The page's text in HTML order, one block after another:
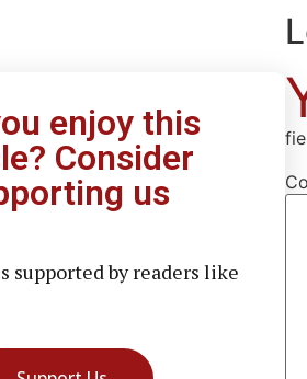
enjoy this
Consider
us
supported by readers like